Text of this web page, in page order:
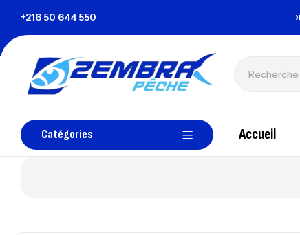
+216 50 644 550
Tunisie
Catégories Accueil